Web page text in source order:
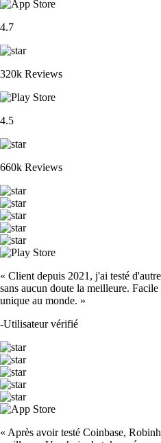
4.7
320k Reviews
4.5
660k Reviews
« Client depuis 2021, j'ai testé
sans aucun doute la meilleure.
unique au monde. »
-Utilisateur vérifié
« Après avoir testé Coinbase,